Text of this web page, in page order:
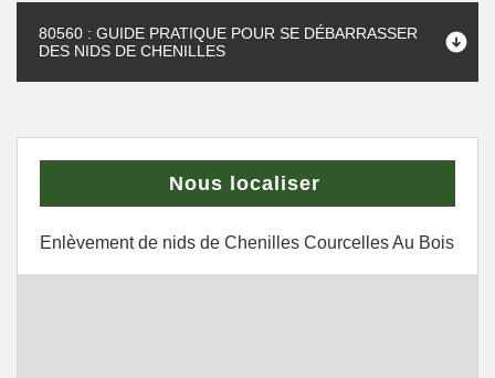
80560 : GUIDE PRATIQUE POUR SE DÉBARRASSER
DES NIDS DE CHENILLES
Nous localiser
Enlèvement de nids de Chenilles Courcelles Au Bois